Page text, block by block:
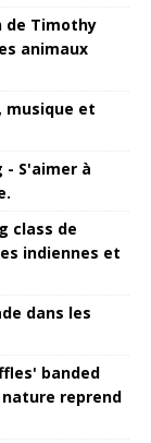
de Timothy
animaux
musique et
- S'aimer à
class de
indiennes et
dans les
banded
nature reprend